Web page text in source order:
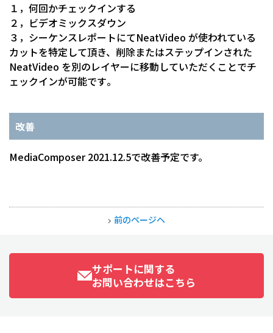
１，何回かチェックインする
２，ビデオミックスダウン
３，シーケンスレポートにてNeatVideo が使われている
カットを特定して頂き、 削除またはステップインされた
NeatVideo を別のレイヤーに移動していただくことでチ
ェックインが可能です。
改善
MediaComposer 2021.12.5で改善予定です。
前のページヘ
サポートに関する
お問い合わせはこちら